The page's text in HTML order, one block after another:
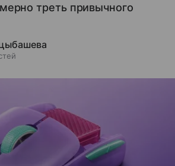
треть привычного